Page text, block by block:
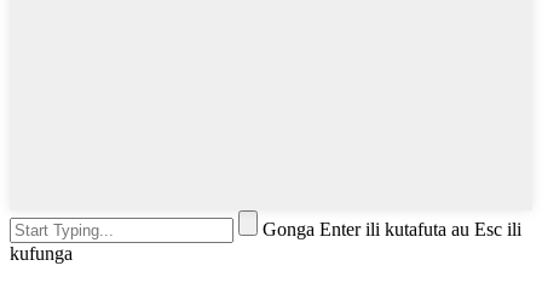
Gonga Enter ili kutafuta au Esc ili
kufunga